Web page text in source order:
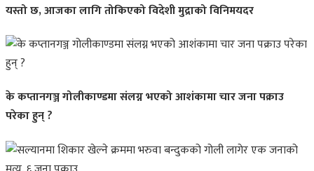
यस्तो छ, आजका लागि तोकिएको विदेशी मुद्राको विनिमयदर
के कप्तानगञ्ज गोलीकाण्डमा संलग्न भएको आशंकामा चार जना पक्राउ
परेका हुन् ?